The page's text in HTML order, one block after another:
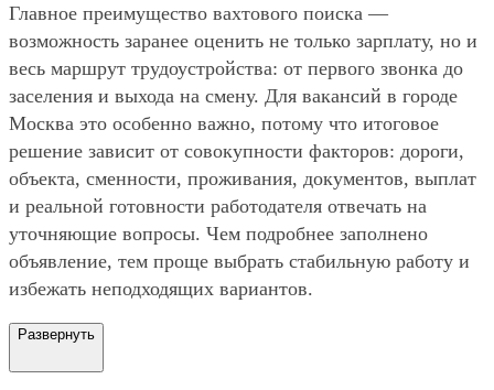
Главное преимущество вахтового поиска —
возможность заранее оценить не только зарплату, но и
весь маршрут трудоустройства: от первого звонка до
заселения и выхода на смену. Для вакансий в городе
Москва это особенно важно, потому что итоговое
решение зависит от совокупности факторов: дороги,
объекта, сменности, проживания, документов, выплат
и реальной готовности работодателя отвечать на
уточняющие вопросы. Чем подробнее заполнено
объявление, тем проще выбрать стабильную работу и
избежать неподходящих вариантов.
Развернуть